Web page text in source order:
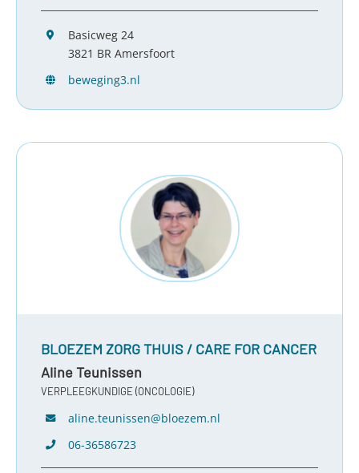
Basicweg 24
3821 BR Amersfoort
beweging3.nl
BLOEZEM ZORG THUIS / CARE FOR CANCER
Aline Teunissen
VERPLEEGKUNDIGE (ONCOLOGIE)
aline.teunissen@bloezem.nl
06-36586723